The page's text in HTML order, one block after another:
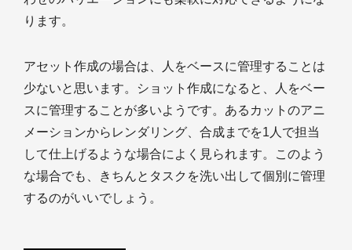
ります。
アセット作成の場合は、人をベースに管理することは
少ないと思います。ショット作成になると、人をベー
スに管理することが多いようです。あるカットのアニ
メーションからレンダリング、合成までを1人で担当
して仕上げるような場合によく見られます。このよう
な場合でも、きちんとタスクを洗い出して個別に管理
するのがいいでしょう。